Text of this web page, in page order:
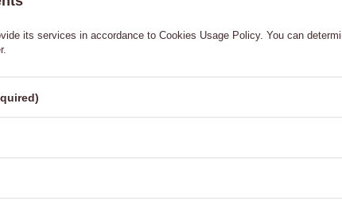
62,25 €
its services in accordance to Cookies Usage Policy. You can